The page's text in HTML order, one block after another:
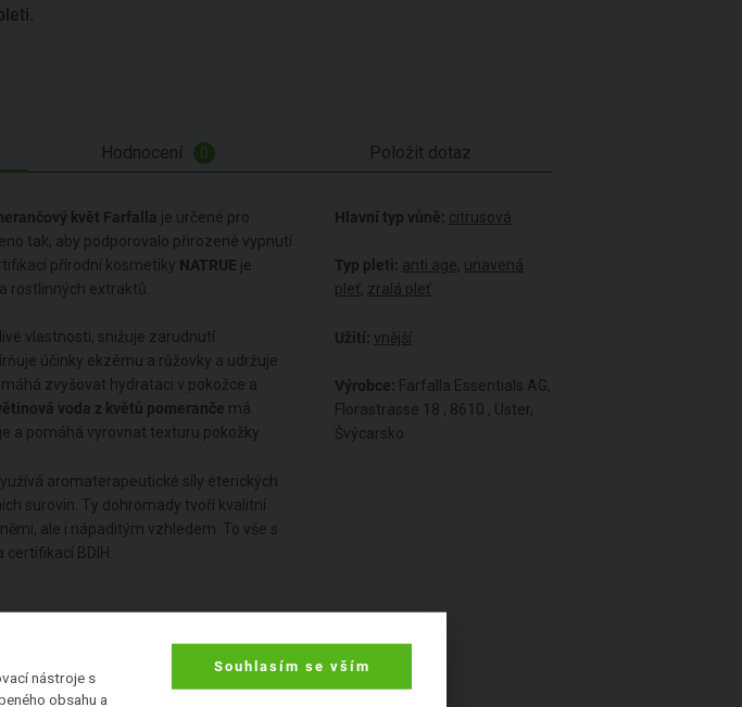
Hodnocení 0 Položit dotaz
květ Farfalla je určené pro
tak, aby podporovalo přirozené vypnutí
přírodní kosmetiky NATRUE je
rostlinných extraktů.
vlastnosti, snižuje zarudnutí
účinky ekzému a růžovky a udržuje
zvyšovat hydrataci v pokožce a
voda z květů pomeranče má
a pomáhá vyrovnat texturu pokožky.
aromaterapeutické síly éterických
surovin. Ty dohromady tvoří kvalitní
ale i nápaditým vzhledem. To vše s
BDIH.
Hlavní typ vůně: citrusová
Typ pleti: anti age, unavená
pleť, zralá pleť
Užití: vnější
Výrobce: Farfalla Essentials AG,
Florastrasse 18 , 8610 , Uster,
Švýcarsko
nástroje s
obsahu a
Souhlasím se vším